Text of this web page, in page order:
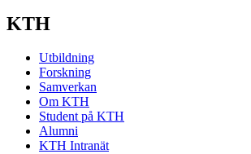
KTH
Utbildning
Forskning
Samverkan
Om KTH
Student på KTH
Alumni
KTH Intranät